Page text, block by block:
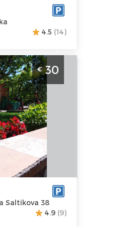
4.5 (14)
Beograd
apartman za
delu Zemuna
2
:25
€30
Saltikova 38
4.9 (9)